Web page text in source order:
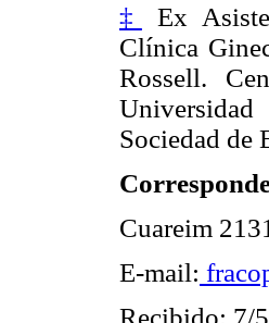
‡
Ex
Clínica
Rossell.
Sociedad de
Cuareim
E-mail: